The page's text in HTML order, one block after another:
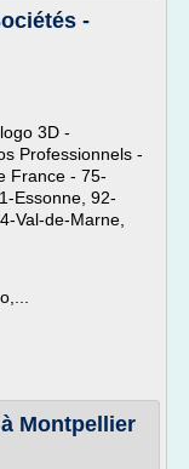
-
3D -
Professionnels -
France - 75-
Essonne, 92-
Val-de-Marne,
Montpellier